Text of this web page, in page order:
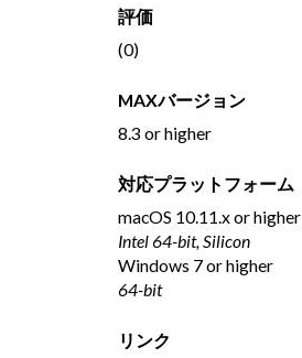
評価
(0)
MAXバージョン
8.3 or higher
対応プラットフォーム
macOS 10.11.x or higher
Intel 64-bit, Silicon
Windows 7 or higher
64-bit
リンク